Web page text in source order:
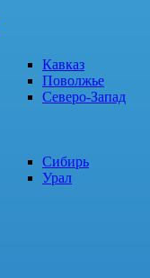
Кавказ
Поволжье
Северо-Запад
Сибирь
Урал